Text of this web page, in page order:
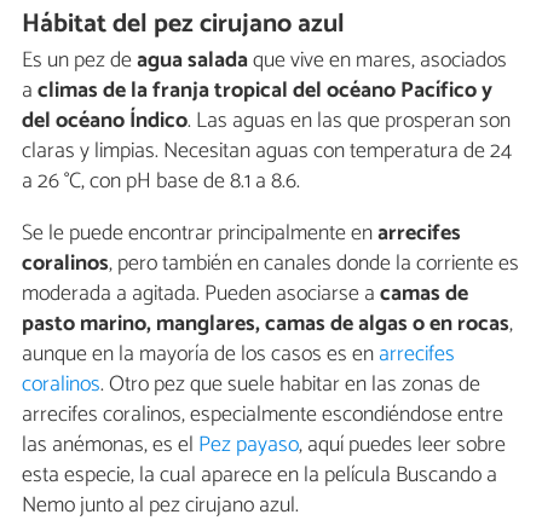
Hábitat del pez cirujano azul
Es un pez deagua saladaque vive en mares, asociados
aclimas de la franja tropical del océano Pacífico y
del océano Índico. Las aguas en las que prosperan son
claras y limpias. Necesitan aguas con temperatura de 24
a 26 °C, con pH base de 8.1 a 8.6.
Se le puede encontrar principalmente enarrecifes
coralinos, pero también en canales donde la corriente es
moderada a agitada. Pueden asociarse acamas de
pasto marino, manglares, camas de algas o en rocas,
aunque en la mayoría de los casos es enarrecifes
coralinos. Otro pez que suele habitar en las zonas de
arrecifes coralinos, especialmente escondiéndose entre
las anémonas, es el Pez payaso, aquí puedes leer sobre
esta especie, la cual aparece en la película Buscando a
Nemo junto al pez cirujano azul.